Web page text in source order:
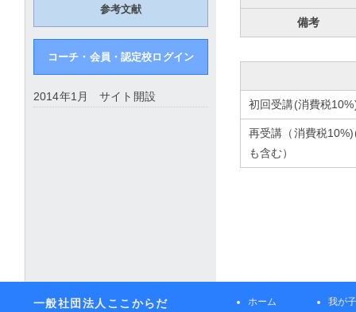
備考
初回受講(消費税
再受講（消費税
も含む）
参考文献
コーチ・会員・認定校ログイン
2014年1月 サイト開設
一般社団法人ここからだ
ホーム
我が